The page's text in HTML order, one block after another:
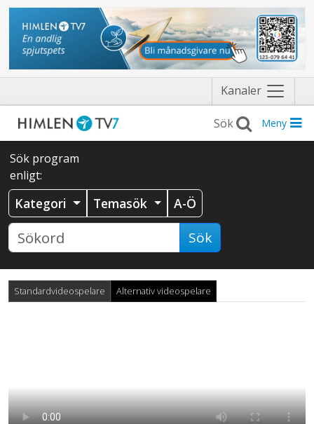
Kanaler Näytä
valikko
Meny
Sök program
enligt:
Kategori Temasök A-Ö
Sök
Standardvideospelare Alternativ videospelare